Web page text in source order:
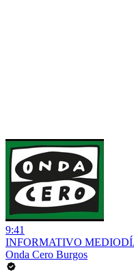
9:41
INFORMATIVO
Onda Cero Burgos